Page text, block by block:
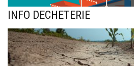
INFO DECHETERIE